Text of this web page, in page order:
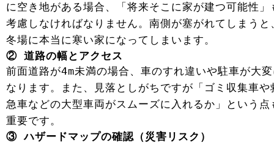
に空き地がある場合、「将来そこに家が建つ可能性」
考慮しなければなりません。南側が塞がれてしまうと
冬場に本当に寒い家になってしまいます。
② 道路の幅とアクセス
前面道路が4m未満の場合、車のすれ違いや駐車が大
なります。また、見落としがちですが「ゴミ収集車や
急車などの大型車両がスムーズに入れるか」という点
重要です。
③ ハザードマップの確認（災害リスク）